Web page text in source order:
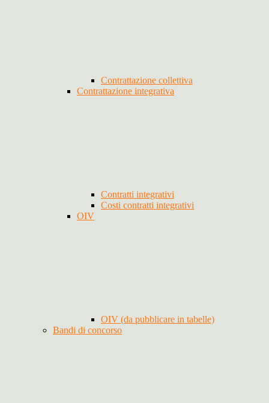
Contrattazione collettiva
Contrattazione integrativa
Contratti integrativi
Costi contratti integrativi
OIV
OIV (da pubblicare in tabelle)
Bandi di concorso